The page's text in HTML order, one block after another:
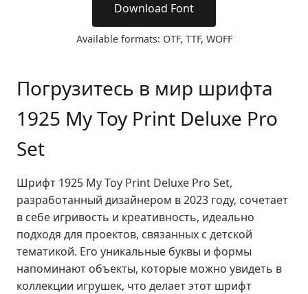
Download Font
Available formats: OTF, TTF, WOFF
Погрузитесь в мир шрифта
1925 My Toy Print Deluxe Pro
Set
Шрифт 1925 My Toy Print Deluxe Pro Set,
разработанный дизайнером в 2023 году, сочетает
в себе игривость и креативность, идеально
подходя для проектов, связанных с детской
тематикой. Его уникальные буквы и формы
напоминают объекты, которые можно увидеть в
коллекции игрушек, что делает этот шрифт